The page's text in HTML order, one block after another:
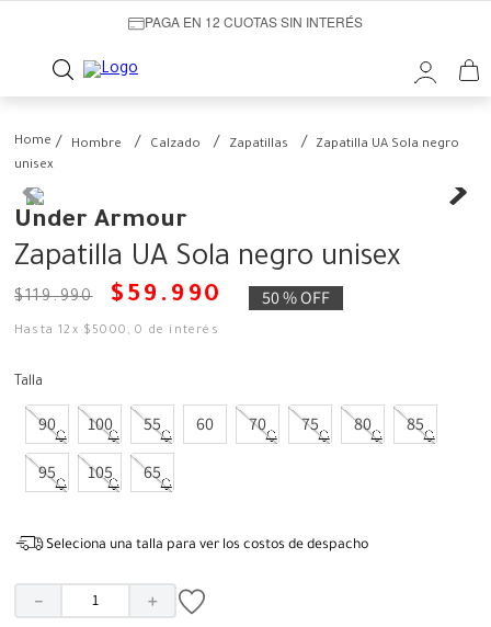
PAGA EN 12 CUOTAS SIN INTERÉS
Hombre Calzado Zapatillas
Zapatilla UA Sola negro
unisex
Under Armour
Zapatilla UA Sola negro unisex
$119.990 $ 59 . 990 50 %OFF
Hasta12 x $ 5000 ,0 de interés
Talla
90 100 55 60 70 75 80 85
95 105 65
Seleciona una talla para ver los costos de despacho
＋
－